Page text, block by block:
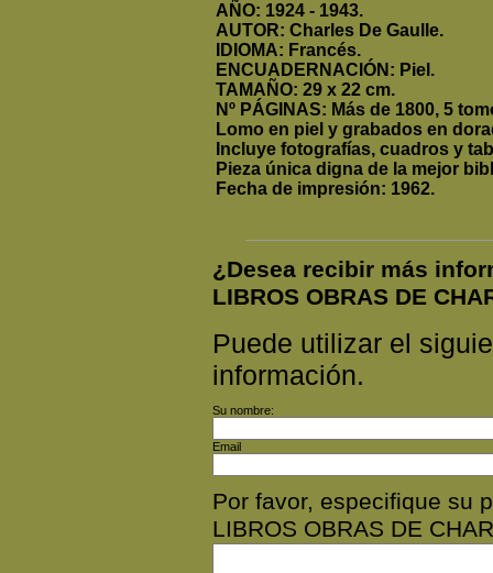
AÑO: 1924 - 1943.
AUTOR: Charles De Gaulle.
IDIOMA: Francés.
ENCUADERNACIÓN: Piel.
TAMAÑO: 29 x 22 cm.
Nº PÁGINAS: Más de 1800, 5
Lomo en piel y grabados en
Incluye fotografías, cuadros y
Pieza única digna de la mejor
Fecha de impresión: 1962.
¿Desea recibir más
LIBROS OBRAS DE
Puede utilizar el
información.
Su nombre:
Email
Por favor, especifique su
LIBROS OBRAS DE